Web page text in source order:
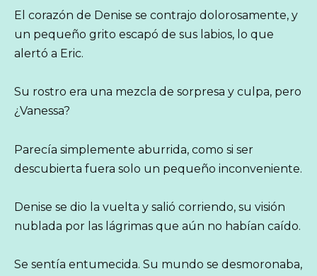
El corazón de Denise se contrajo dolorosamente, y
un pequeño grito escapó de sus labios, lo que
alertó a Eric.
Su rostro era una mezcla de sorpresa y culpa, pero
¿Vanessa?
Parecía simplemente aburrida, como si ser
descubierta fuera solo un pequeño inconveniente.
Denise se dio la vuelta y salió corriendo, su visión
nublada por las lágrimas que aún no habían caído.
Se sentía entumecida. Su mundo se desmoronaba,